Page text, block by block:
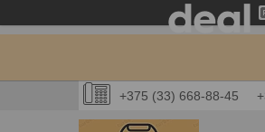
+375 (33) 668-88-45